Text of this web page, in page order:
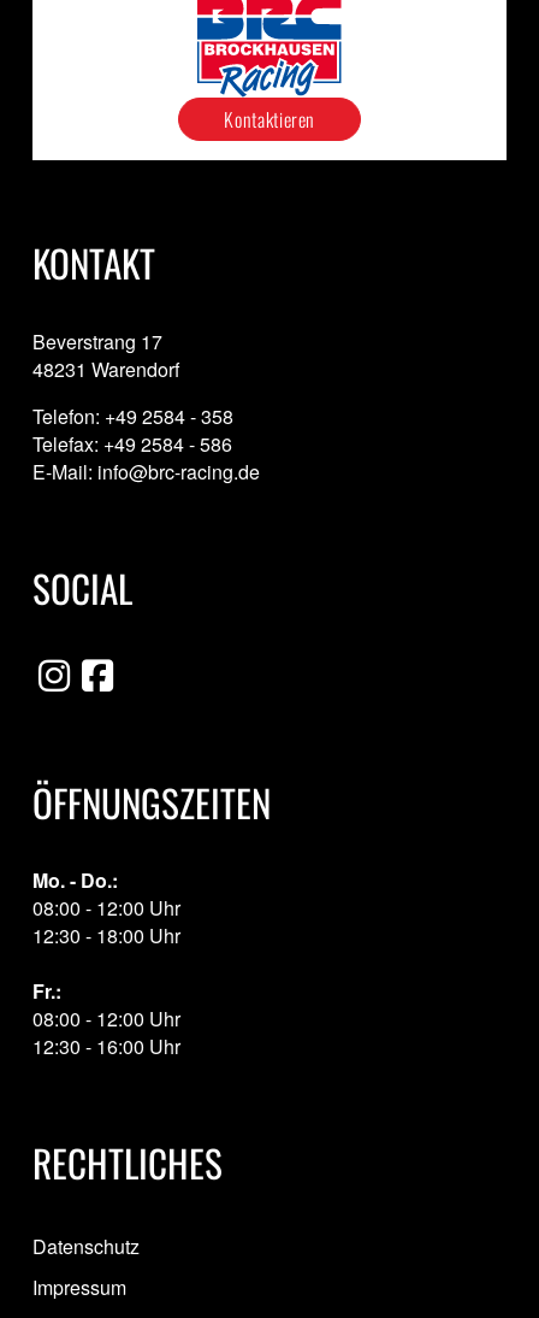
Kontaktieren
KONTAKT
Beverstrang 17
48231 Warendorf
Telefon: +49 2584 - 358
Telefax: +49 2584 - 586
E-Mail: info@brc-racing.de
SOCIAL
ÖFFNUNGSZEITEN
Mo. - Do.:
08:00 - 12:00 Uhr
12:30 - 18:00 Uhr
Fr.:
08:00 - 12:00 Uhr
12:30 - 16:00 Uhr
RECHTLICHES
Datenschutz
Impressum